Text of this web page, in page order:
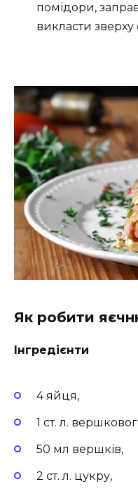
помідори,
викласти зверху
Як робити
Інгредієнти
4 яйця,
1 ст. л.
50 мл вершків,
2 ст. л. цукру,